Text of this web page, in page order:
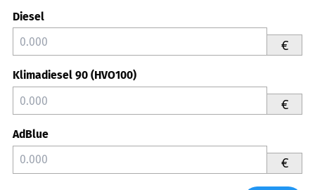
Diesel
€
Klimadiesel 90 (HVO100)
€
AdBlue
€